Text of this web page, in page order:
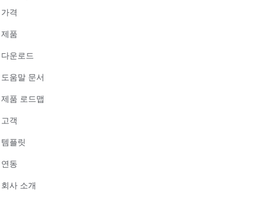
가격
제품
다운로드
도움말 문서
제품 로드맵
고객
템플릿
연동
회사 소개